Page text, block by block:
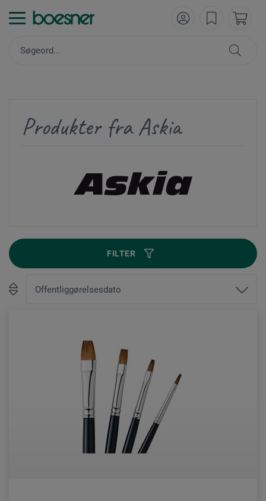
Produkter fra Askia
FILTER